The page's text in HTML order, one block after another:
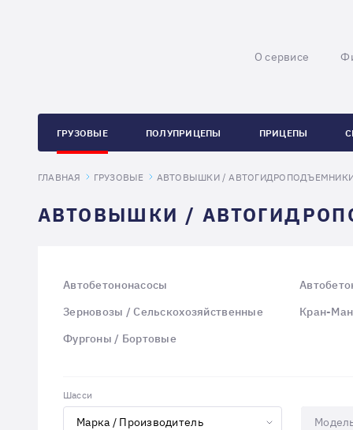
О сервисе
ГРУЗОВЫЕ ПОЛУПРИЦЕПЫ ПРИЦЕПЫ
ГЛАВНАЯ ГРУЗОВЫЕ АВТОВЫШКИ /
АВТОВЫШКИ /
Автобетононасосы
Зерновозы / Сельскохозяйственные
Кран-
Фургоны / Бортовые
Шасси